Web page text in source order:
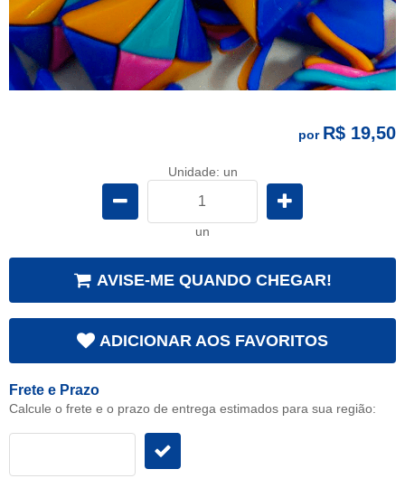
por R$ 19,50
Unidade: un
un
AVISE-ME QUANDO CHEGAR!
ADICIONAR AOS FAVORITOS
Frete e Prazo
Calcule o frete e o prazo de entrega estimados para sua região: